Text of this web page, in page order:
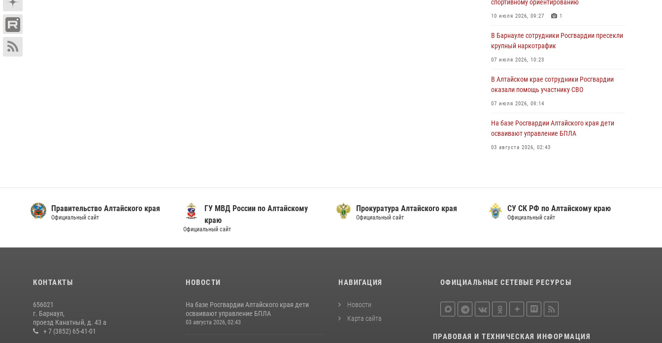
Сотрудники Росгвардии провели встречу с
«Каникулы с Росгвардией»
03 июля 2026, 04:03
провело для детей экскурсию на теплоходе в
рамках акции «Каникулы с Росгвардией»
02 июля 2026, 00:55
В краевом управлении вневедомственной
охраны Росгвардии по Алтайскому краю
спортивному ориентированию
10 июля 2026, 09:27 1
В Барнауле сотрудники Росгвардии пресекли
крупный наркотрафик
07 июля 2026, 10:23
В Алтайском крае сотрудники Росгвардии
оказали помощь участнику СВО
07 июля 2026, 09:14
На базе Росгвардии Алтайского края дети
осваивают управление БПЛА
03 августа 2026, 02:43
Правительство Алтайского края
Официальный сайт
ГУ МВД России по Алтайскому
краю
Официальный сайт
Прокуратура Алтайского края
Официальный сайт
СУ СК РФ по Алтайскому краю
Официальный сайт
КОНТАКТЫ
656021
г. Барнаул,
проезд Канатный, д. 43 а
+ 7 (3852) 65-41-01
НОВОСТИ
На базе Росгвардии Алтайского края дети
осваивают управление БПЛА
03 августа 2026, 02:43
НАВИГАЦИЯ
Новости
Карта сайта
ОФИЦИАЛЬНЫЕ СЕТЕВЫЕ РЕСУРСЫ
ПРАВОВАЯ И ТЕХНИЧЕСКАЯ ИНФОРМАЦИЯ